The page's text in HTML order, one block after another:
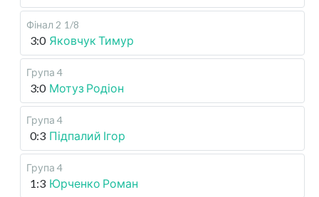
Фінал 2 1/8
3:0 Яковчук Тимур
Група 4
3:0 Мотуз Родіон
Група 4
0:3 Підпалий Ігор
Група 4
1:3 Юрченко Роман